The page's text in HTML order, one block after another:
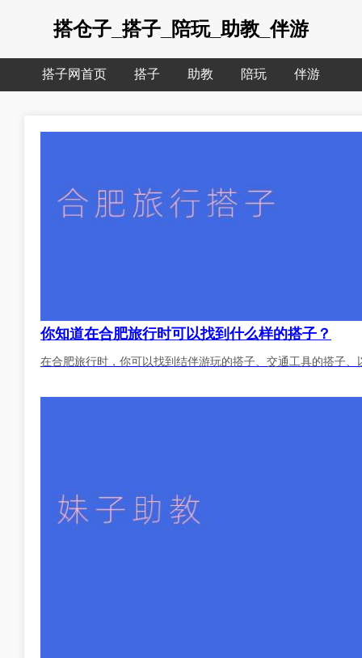
搭仓子_搭子_陪玩_助教_伴游
搭子网首页 搭子 助教 陪玩 伴游
你知道在合肥旅行时可以找到什么样的搭子？
在合肥旅行时，你可以找到结伴游玩的搭子、交通工具的搭子、